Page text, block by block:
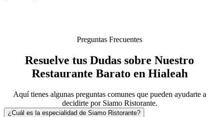
Preguntas Frecuentes
Resuelve tus Dudas sobre Nuestro
Restaurante Barato en Hialeah
Aquí tienes algunas preguntas comunes que pueden ayudarte a
decidirte por Siamo Ristorante.
¿Cuál es la especialidad de Siamo Ristorante?